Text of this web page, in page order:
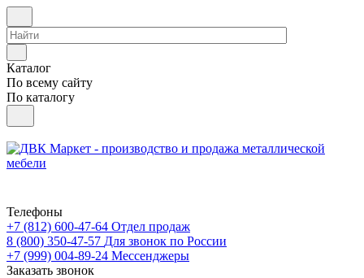
Каталог
По всему сайту
По каталогу
Телефоны
+7 (812) 600-47-64 Отдел продаж
8 (800) 350-47-57 Для звонок по России
+7 (999) 004-89-24 Мессенджеры
Заказать звонок